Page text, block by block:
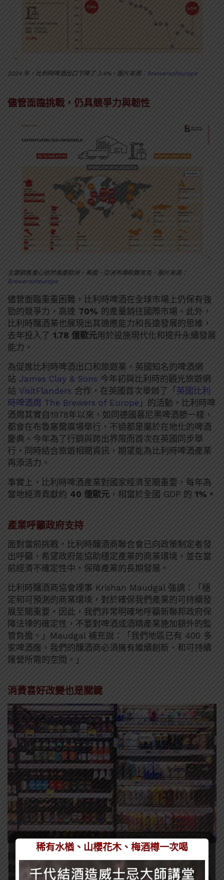
2024 年，比利時啤酒出口下降了 3.4%。圖片來源： Brewersofeurope
儘管面臨挑戰，仍具競爭力與韌性
主要銷售重心依然偏重歐洲，美國、亞洲市場較難攻克。圖片來源：
Brewersofeurope
儘管面臨重重困難，比利時啤酒在全球市場上仍保有強
勁的競爭力，高達 70% 的產量銷往國際市場。此外，
比利時釀酒業也展現出其適應能力和長遠發展的思維，
去年投入了 1.78 億歐元用於設施現代化和提升永續發展
能力。
為促進比利時啤酒出口和旅遊業，英國知名的啤酒網
站 James Clay & Sons 今年初與比利時的觀光旅遊網
站 VisitFlanders 合作，在英國首次舉辦了「 英國比利
時啤酒周 The Brewers of Europe 」的活動。比利時啤
酒周其實自1978年以來，如同德國慕尼黑啤酒節一樣，
都會在布魯塞爾廣場舉行，不過都是屬於在地化的啤酒
慶典。今年為了行銷與跨出界限而首次在英國同步舉
行，同時結合旅遊相關資訊，期望能為比利時啤酒產業
再添活力。
事實上，比利時啤酒產業對國家經濟至關重要，每年為
當地經濟貢獻約 40 億歐元 ，相當於全國 GDP 的 1%。
產業呼籲政府支持
面對當前挑戰，比利時釀酒商聯合會已向政策制定者發
出呼籲，希望政府能協助穩定產業的商業環境，並在當
前經濟不確定性中，保障產業的長期發展。
比利時釀酒商協會理事 Krishan Maudgal 強調：「穩
定和可預測的商業環境，對於確保我們產業的可持續發
展至關重要。因此，我們非常明確地呼籲新聯邦政府保
障法律的確定性，不要對啤酒或酒精產業施加額外的監
管負擔。」Maudgal 補充說：「我們地區已有 400 多
家啤酒廠，我們的釀酒商必須擁有繼續創新、和可持續
運營所需的空間。」
消費喜好改變也是關鍵
飲樂酒誌認為似乎少談論到一點，就是消費喜好的改
稀有水楢、山櫻花木、梅酒樽一次喝